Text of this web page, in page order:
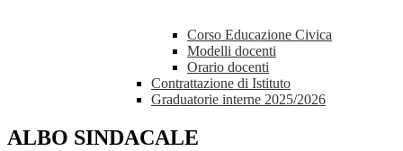
Corso Educazione Civica
Modelli docenti
Orario docenti
Contrattazione di Istituto
Graduatorie interne 2025/2026
ALBO SINDACALE